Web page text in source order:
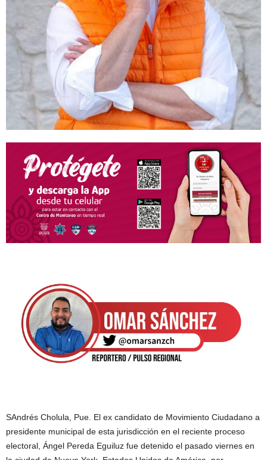
SAndrés Cholula, Pue. El ex candidato de Movimiento Ciudadano a
presidente municipal de esta jurisdicción en el reciente proceso
electoral, Ángel Pereda Eguiluz fue detenido el pasado viernes en